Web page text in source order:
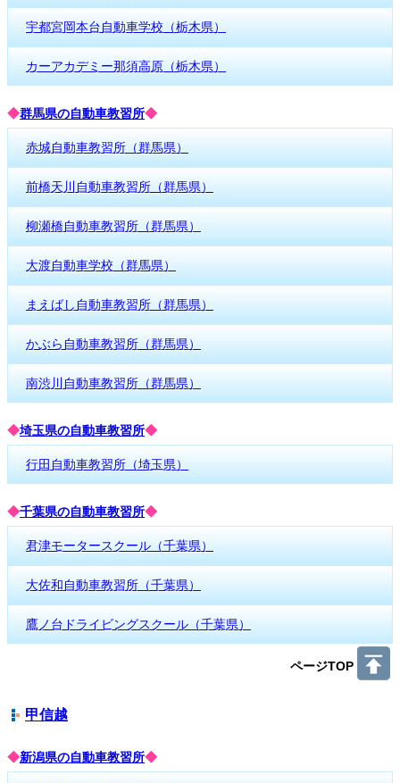
宇都宮岡本台自動車学校（栃木県）
カーアカデミー那須高原（栃木県）
◆群馬県の自動車教習所◆
赤城自動車教習所（群馬県）
前橋天川自動車教習所（群馬県）
柳瀬橋自動車教習所（群馬県）
大渡自動車学校（群馬県）
まえばし自動車教習所（群馬県）
かぶら自動車教習所（群馬県）
南渋川自動車教習所（群馬県）
◆埼玉県の自動車教習所◆
行田自動車教習所（埼玉県）
◆千葉県の自動車教習所◆
君津モータースクール（千葉県）
大佐和自動車教習所（千葉県）
鷹ノ台ドライビングスクール（千葉県）
ページTOP
甲信越
◆新潟県の自動車教習所◆